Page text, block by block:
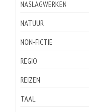
NASLAGWERKEN
NATUUR
NON-FICTIE
REGIO
REIZEN
TAAL